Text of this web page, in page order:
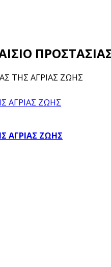
ΤΗΣ ΑΓΡΙΑΣ ΖΩΗΣ
ΑΓΡΙΑΣ ΖΩΗΣ